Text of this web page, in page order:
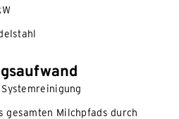
gesamten Milchpfads durch